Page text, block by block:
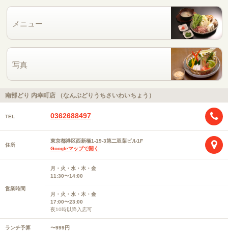
メニュー
写真
南部どり 内幸町店 （なんぶどりうちさいわいちょう）
TEL 0362688497
住所
東京都港区西新橋1-19-3第二双葉ビル1F
Googleマップで開く
営業時間
月・火・水・木・金
11:30〜14:00
月・火・水・木・金
17:00〜23:00
夜10時以降入店可
ランチ予算 〜999円